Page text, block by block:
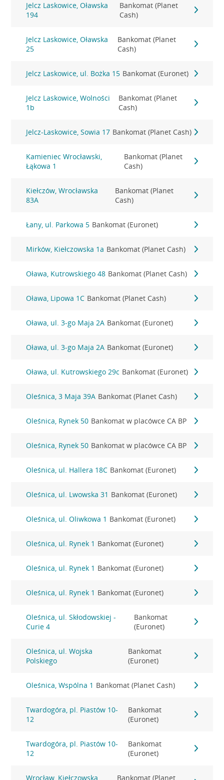
Jelcz Laskowice, Oławska
194
Bankomat (Planet
Cash)
Jelcz Laskowice, Oławska
25
Bankomat (Planet
Cash)
Jelcz Laskowice, ul. Bożka 15 Bankomat (Euronet)
Jelcz Laskowice, Wolności
1b
Bankomat (Planet
Cash)
Jelcz-Laskowice, Sowia 17 Bankomat (Planet Cash)
Kamieniec Wrocławski,
Łąkowa 1
Bankomat (Planet
Cash)
Kiełczów, Wrocławska
83A
Bankomat (Planet
Cash)
Łany, ul. Parkowa 5 Bankomat (Euronet)
Mirków, Kiełczowska 1a Bankomat (Planet Cash)
Oława, Kutrowskiego 48 Bankomat (Planet Cash)
Oława, Lipowa 1C Bankomat (Planet Cash)
Oława, ul. 3-go Maja 2A Bankomat (Euronet)
Oława, ul. 3-go Maja 2A Bankomat (Euronet)
Oława, ul. Kutrowskiego 29c Bankomat (Euronet)
Oleśnica, 3 Maja 39A Bankomat (Planet Cash)
Oleśnica, Rynek 50 Bankomat w placówce CA BP
Oleśnica, Rynek 50 Bankomat w placówce CA BP
Oleśnica, ul. Hallera 18C Bankomat (Euronet)
Oleśnica, ul. Lwowska 31 Bankomat (Euronet)
Oleśnica, ul. Oliwkowa 1 Bankomat (Euronet)
Oleśnica, ul. Rynek 1 Bankomat (Euronet)
Oleśnica, ul. Rynek 1 Bankomat (Euronet)
Oleśnica, ul. Rynek 1 Bankomat (Euronet)
Oleśnica, ul. Skłodowskiej -
Curie 4
Bankomat
(Euronet)
Oleśnica, ul. Wojska
Polskiego
Bankomat
(Euronet)
Oleśnica, Wspólna 1 Bankomat (Planet Cash)
Twardogóra, pl. Piastów 10-
12
Bankomat
(Euronet)
Twardogóra, pl. Piastów 10-
12
Bankomat
(Euronet)
Wrocław, Kiełczowska Bankomat (Planet